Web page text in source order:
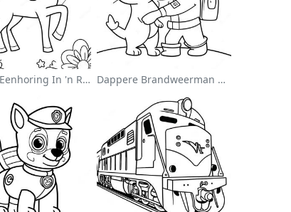
Magiese Eenhoring In 'n Reënboog Inkleurblad Dappere Brandweerman Wat 'n Kat Red Inkleurblad